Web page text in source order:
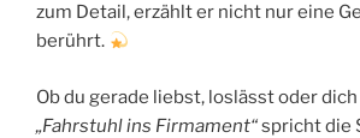
zum Detail, erzählt er nicht nur eine
berührt.
Ob du gerade liebst, loslässt oder
„Fahrstuhl ins Firmament“spricht die